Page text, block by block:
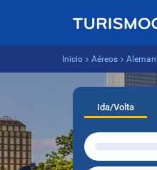
Inicio Aéreos
Ida/Volta